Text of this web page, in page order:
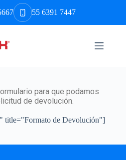
55 6391 7447
para que podamos
de devolución.
title="Formato de Devolución"]